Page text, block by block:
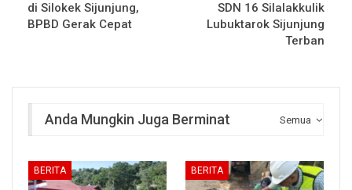
di Silokek Sijunjung,
BPBD Gerak Cepat
SDN 16 Silalakkulik
Lubuktarok Sijunjung
Terban
Semua
Anda Mungkin Juga Berminat
BERITA BERITA